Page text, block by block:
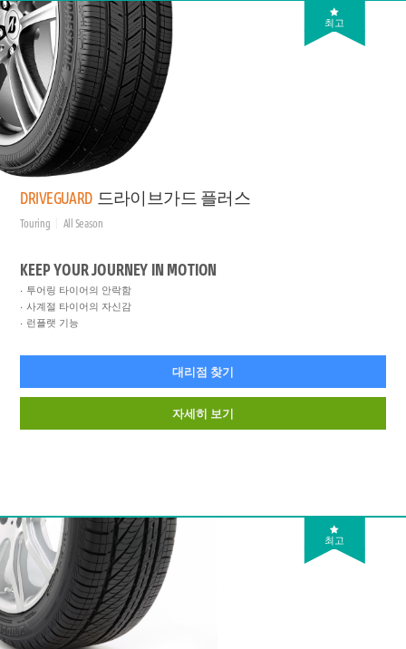
최고
DRIVEGUARD 드라이브가드 플러스
Touring All Season
KEEP YOUR JOURNEY IN MOTION
투어링 타이어의 안락함
사계절 타이어의 자신감
런플랫 기능
대리점 찾기
자세히 보기
최고